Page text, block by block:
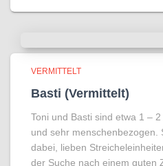
VERMITTELT
Basti (Vermittelt)
Toni und Basti sind etwa 1 –
und sehr menschenbezogen.
dabei, lieben
der Suche nach einem guten